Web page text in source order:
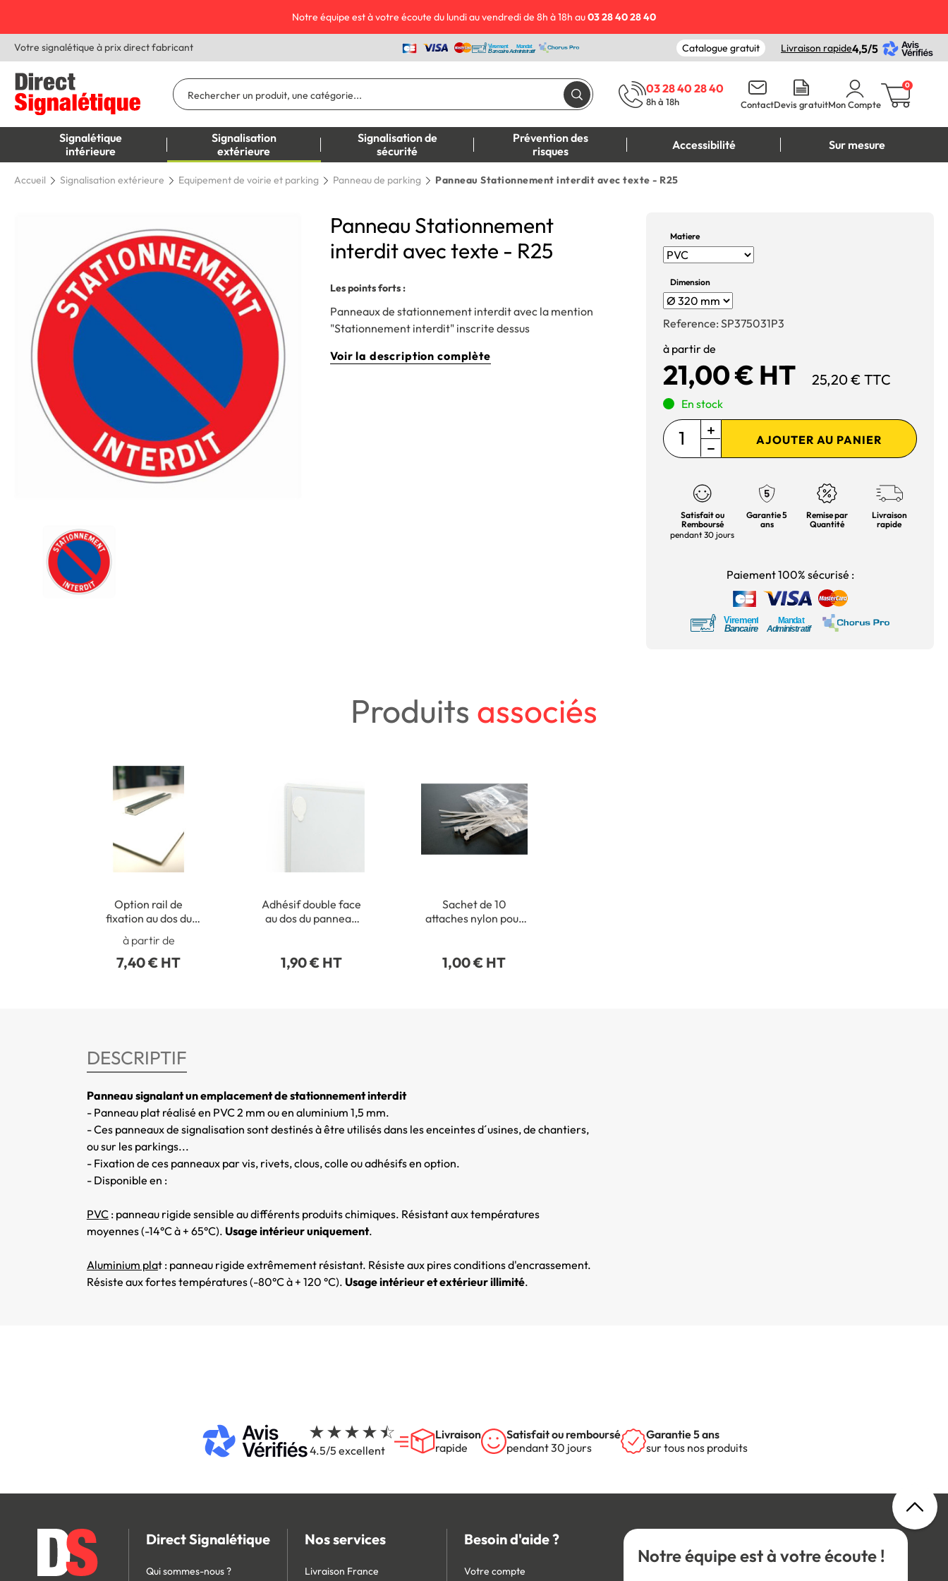
Notre équipe est à votre écoute du lundi au vendredi de 8h à 18h au03 28 40 28 40
Votre signalétique à prix direct fabricant Catalogue gratuit Livraison rapide4,5/5
03 28 40 28 40
8h à 18h ContactDevis gratuitMon Compte
0
Signalétique
intérieure
Signalisation
extérieure
Signalisation de
sécurité
Prévention des
risques
Accessibilité Sur mesure
Accueil Signalisation extérieure Equipement de voirie et parking Panneau de parking Panneau Stationnement interdit avec texte - R25
Panneau Stationnement
interdit avec texte - R25
Les points forts :
Panneaux de stationnement interdit avec la mention
"Stationnement interdit" inscrite dessus
Voir la description complète
Matiere
Dimension
Reference: SP375031P3
à partir de
21,00 € HT 25,20 € TTC
En stock
AJOUTER AU PANIER
Satisfait ou
Remboursé
pendant 30 jours
Garantie 5
ans
Remise par
Quantité
Livraison
rapide
Paiement 100% sécurisé :
Produits associés
Option rail de
fixation au dos du
panneau (non collé)
à partir de
7,40 € HT
Adhésif double face
au dos du panneau
1,90 € HT
Sachet de 10
attaches nylon pour
1,00 € HT
DESCRIPTIF
Panneau signalant un emplacement de stationnement interdit
- Panneau plat réalisé en PVC 2 mm ou en aluminium 1,5 mm.
- Ces panneaux de signalisation sont destinés à être utilisés dans les enceintes d´usines, de chantiers,
ou sur les parkings...
- Fixation de ces panneaux par vis, rivets, clous, colle ou adhésifs en option.
- Disponible en :
PVC: panneau rigide sensible au différents produits chimiques. Résistant aux températures
moyennes (-14°C à + 65°C). Usage intérieur uniquement.
Aluminium plat : panneau rigide extrêmement résistant. Résiste aux pires conditions d'encrassement.
Résiste aux fortes températures (-80°C à + 120 °C). Usage intérieur et extérieur illimité.
4.5/5 excellent
Livraison
rapide
Satisfait ou remboursé
pendant 30 jours
Garantie 5 ans
sur tous nos produits
Direct Signalétique
Qui sommes-nous ?
Nos services
Livraison France
Besoin d'aide ?
Votre compte
Notre équipe est à votre écoute !